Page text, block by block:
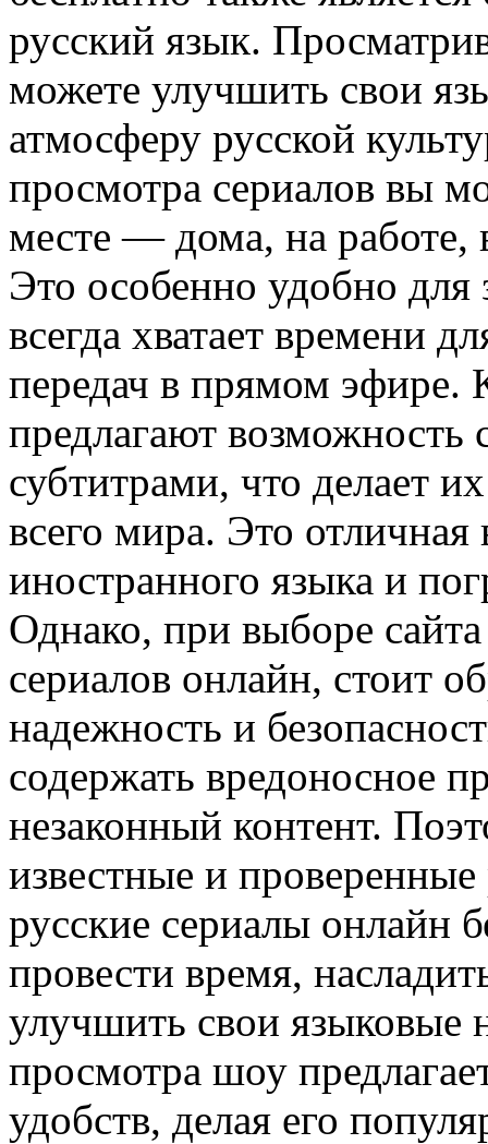
русский язык.
можете улучшить свои
атмосферу русской
просмотра сериалов вы
месте — дома, на работе,
Это особенно удобно
всегда хватает времени
передач в прямом эфире.
предлагают возможность
субтитрами, что делает
всего мира. Это
иностранного языка и
Однако, при выборе
сериалов онлайн, стоит
надежность и
содержать вредоносное
незаконный контент.
известные и
русские сериалы онлайн
провести время,
улучшить свои языковые
просмотра шоу
удобств, делая его